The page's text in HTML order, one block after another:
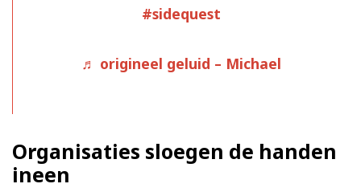
#sidequest
♬ origineel geluid – Michael
Organisaties sloegen de handen
ineen